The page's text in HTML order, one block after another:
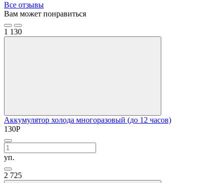
Все отзывы
Вам может понравиться
1 130
Аккумулятор холода многоразовый (до 12 часов)
130Р
уп.
2 725